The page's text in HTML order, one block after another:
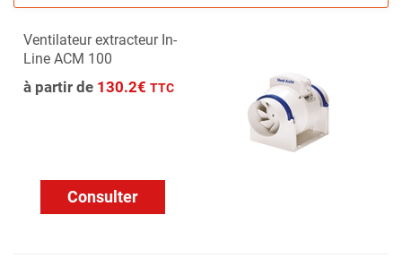
Ventilateur extracteur In-
Line ACM 100
à partir de 130.2€ TTC
Consulter